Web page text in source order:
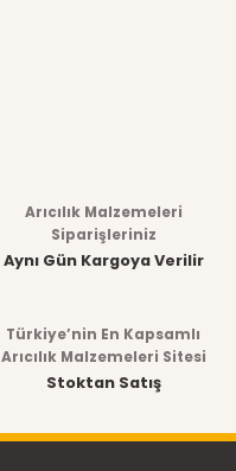
Arıcılık Malzemeleri
Siparişleriniz
Aynı Gün Kargoya Verilir
Türkiye’nin En Kapsamlı
Arıcılık Malzemeleri Sitesi
Stoktan Satış